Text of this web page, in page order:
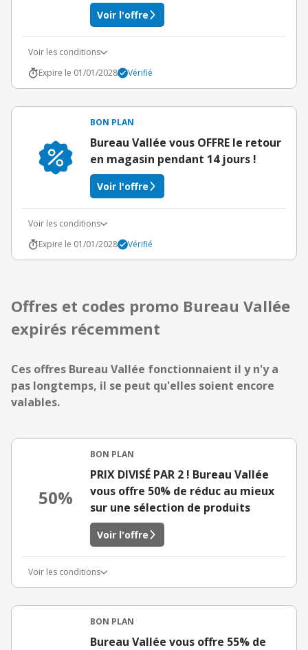
Voir l'offre
Voir les conditions
Expire le 01/01/2028
Vérifié
BON PLAN
Bureau Vallée vous OFFRE le retour
en magasin pendant 14 jours !
Voir l'offre
Voir les conditions
Expire le 01/01/2028
Vérifié
Offres et codes promo Bureau Vallée
expirés récemment
Ces offres Bureau Vallée fonctionnaient il y n'y a
pas longtemps, il se peut qu'elles soient encore
valables.
50%
BON PLAN
PRIX DIVISÉ PAR 2 ! Bureau Vallée
vous offre 50% de réduc au mieux
sur une sélection de produits
Voir l'offre
Voir les conditions
BON PLAN
Bureau Vallée vous offre 55% de